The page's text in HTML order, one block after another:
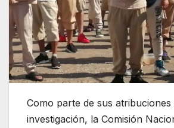
Como parte de sus atribuciones
investigación, la Comisión